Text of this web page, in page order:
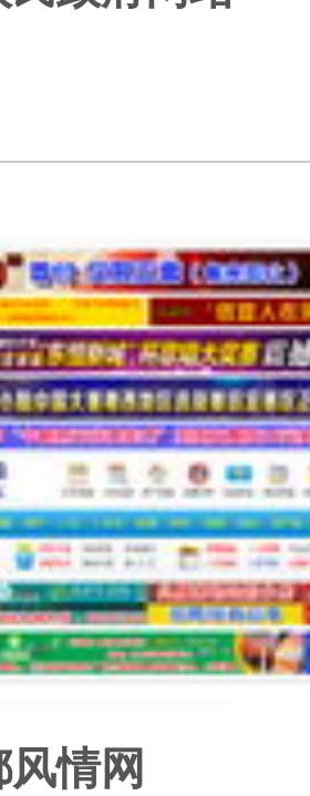
情网